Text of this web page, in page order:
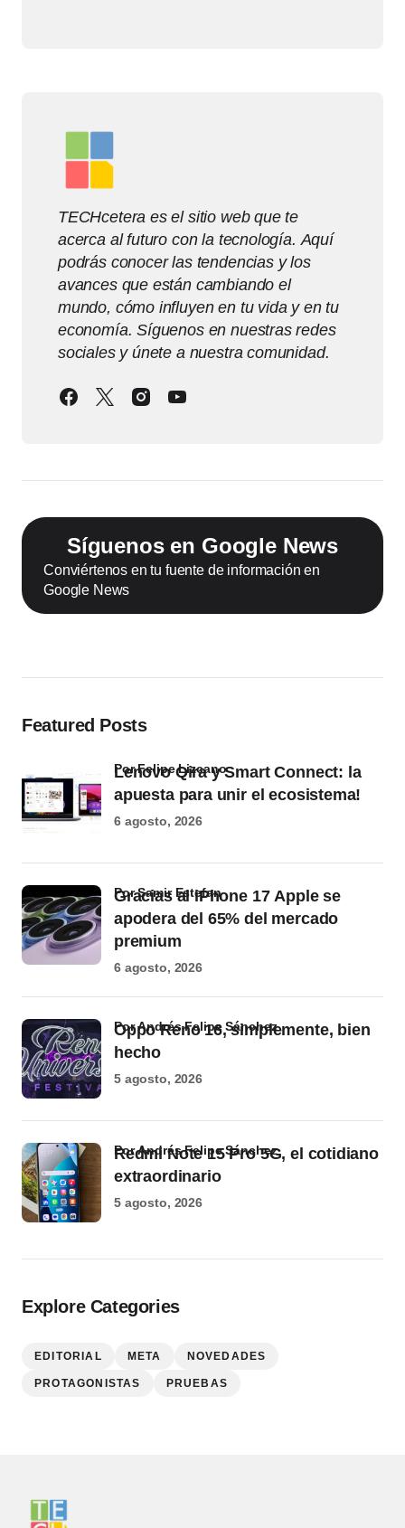
TECHcetera es el sitio web que te
acerca al futuro con la tecnología. Aquí
podrás conocer las tendencias y los
avances que están cambiando el
mundo, cómo influyen en tu vida y en tu
economía. Síguenos en nuestras redes
sociales y únete a nuestra comunidad.
Síguenos en Google News
Conviértenos en tu fuente de información en
Google News
Featured Posts
Lenovo Qira y Smart Connect: la
apuesta para unir el ecosistema!
por Felipe Lizcano
6 agosto, 2026
Gracias al iPhone 17 Apple se
apodera del 65% del mercado
premium
por Samir Estefan
6 agosto, 2026
Oppo Reno 16, simplemente, bien
hecho
por Andrés Felipe Sánchez
5 agosto, 2026
Redmi Note 15 Pro 5G, el cotidiano
extraordinario
por Andrés Felipe Sánchez
5 agosto, 2026
Explore Categories
EDITORIAL META NOVEDADES
PROTAGONISTAS PRUEBAS